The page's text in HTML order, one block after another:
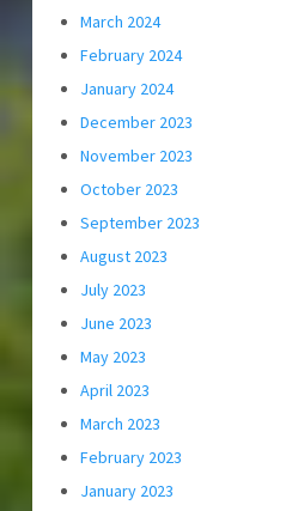
March 2024
February 2024
January 2024
December 2023
November 2023
October 2023
September 2023
August 2023
July 2023
June 2023
May 2023
April 2023
March 2023
February 2023
January 2023